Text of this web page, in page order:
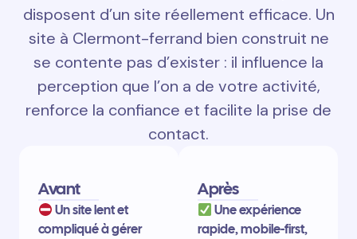
disposent d’un site réellement efficace. Un
site à Clermont-ferrand bien construit ne
se contente pas d’exister : il influence la
perception que l’on a de votre activité,
renforce la confiance et facilite la prise de
contact.
Avant
Un site lent et
compliqué à gérer
Après
Une expérience
rapide, mobile-first,